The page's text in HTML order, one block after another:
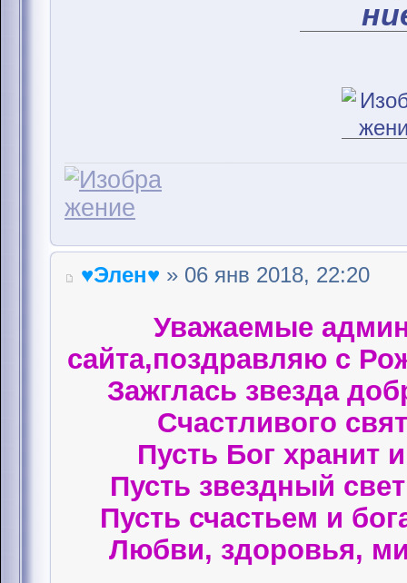
♥Элен♥ » 06 янв 2018, 22:20
Уважаемые
сайта,поздравляю с
Зажглась звезда
Счастливого
Пусть Бог хранит
Пусть звездный
Пусть счастьем и
Любви, здоровья,